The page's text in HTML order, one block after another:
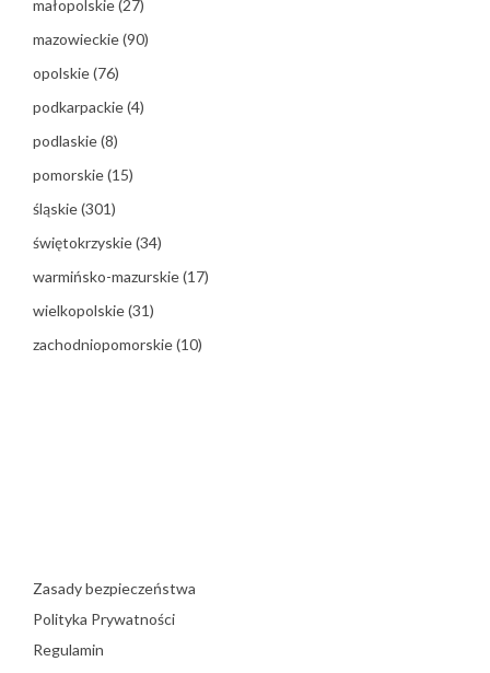
małopolskie(27)
mazowieckie(90)
opolskie(76)
podkarpackie(4)
podlaskie(8)
pomorskie(15)
śląskie(301)
świętokrzyskie(34)
warmińsko-mazurskie(17)
wielkopolskie(31)
zachodniopomorskie(10)
Zasady bezpieczeństwa
Polityka Prywatności
Regulamin